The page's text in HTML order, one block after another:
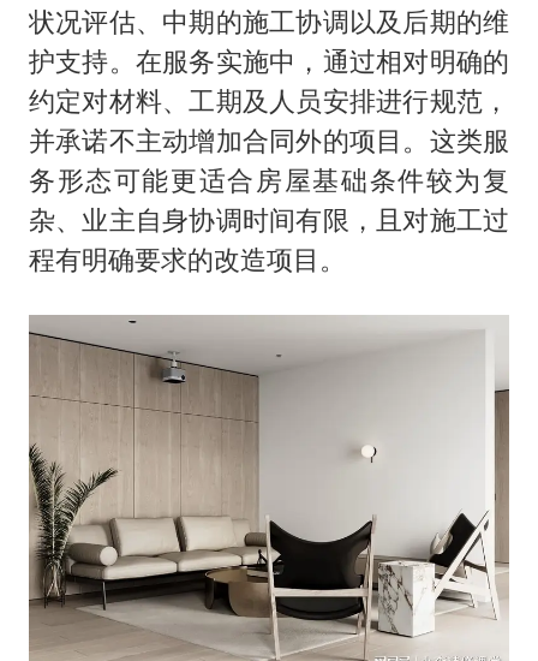
状况评估、中期的施工协调以及后期的维
护支持。在服务实施中，通过相对明确的
约定对材料、工期及人员安排进行规范，
并承诺不主动增加合同外的项目。这类服
务形态可能更适合房屋基础条件较为复
杂、业主自身协调时间有限，且对施工过
程有明确要求的改造项目。